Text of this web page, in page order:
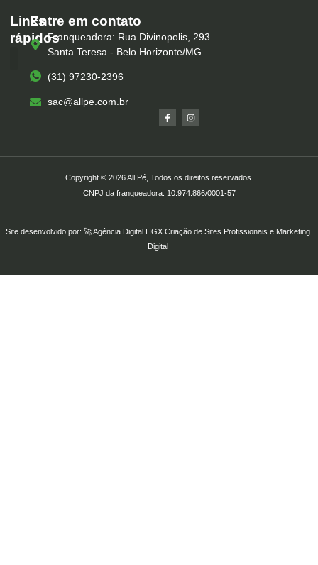
Links
rápidos
Entre em contato
Franqueadora: Rua Divinopolis, 293
Santa Teresa - Belo Horizonte/MG
(31) 97230-2396
sac@allpe.com.br
Copyright © 2026 All Pé, Todos os direitos reservados.
CNPJ da franqueadora: 10.974.866/0001-57
Site desenvolvido por: 🚀Agência Digital HGXCriação de Sites Profissionaise Marketing
Digital